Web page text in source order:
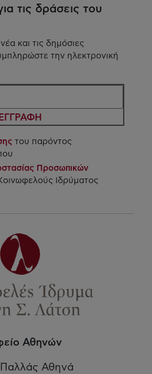
τις δράσεις του
και τις δημόσιες
την ηλεκτρονική
ΕΓΓΡΑΦΗ
του παρόντος
Προσωπικών
Ιδρύματος
Αθηνών
Παλλάς Αθηνά